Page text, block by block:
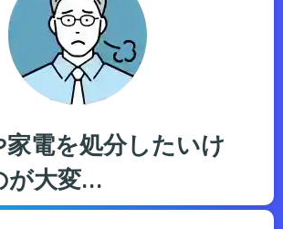
家電を処分したいけ
が大変…